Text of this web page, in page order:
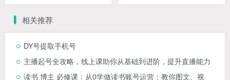
相关推荐
DY号提取手机号
主播起号全攻略，线上课助你从基础到进阶，提升直播能力
读书 博主 必修课：从0学做读书账号运营：教你图文、视